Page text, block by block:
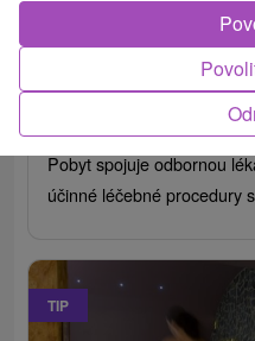
návrat ke zdraví v
Lázně Štós
Štós
Od 1
Pobyt spojuje odbornou
účinné léčebné procedury
TIP